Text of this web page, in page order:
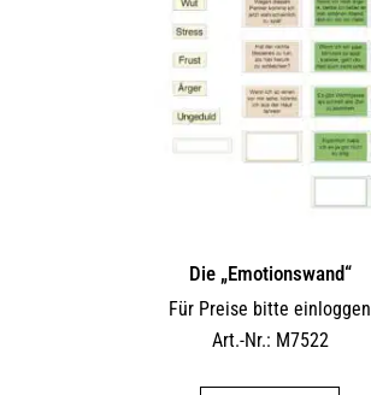
Die „Emotionswand“
Für Preise bitte einloggen
Art.-Nr.: M7522